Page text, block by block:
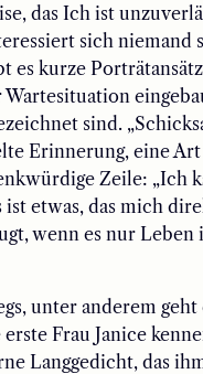
das Ich ist
sich niemand
es kurze
sind.
Erinnerung, eine
Zeile: „Ich
etwas, das mich
wenn es nur
unter anderem geht
Frau Janice
Langgedicht, das